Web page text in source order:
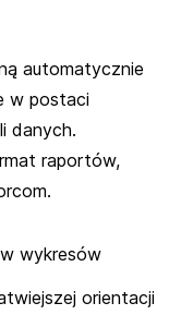
automatycznie
w postaci
danych.
raportów,
wykresów
orientacji